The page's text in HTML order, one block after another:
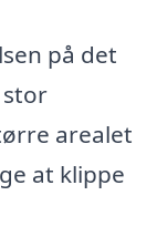
på det
stor
arealet
at klippe